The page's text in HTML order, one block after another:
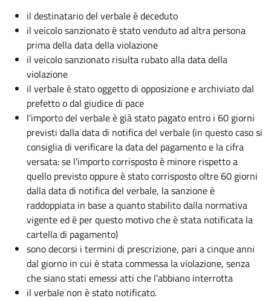
il destinatario del verbale è deceduto
il veicolo sanzionato è stato venduto ad altra persona
prima della data della violazione
il veicolo sanzionato risulta rubato alla data della
violazione
il verbale è stato oggetto di opposizione e archiviato dal
prefetto o dal giudice di pace
l'importo del verbale è già stato pagato entro i 60 giorni
previsti dalla data di notifica del verbale (in questo caso si
consiglia di verificare la data del pagamento e la cifra
versata: se l'importo corrisposto è minore rispetto a
quello previsto oppure è stato corrisposto oltre 60 giorni
dalla data di notifica del verbale, la sanzione è
raddoppiata in base a quanto stabilito dalla normativa
vigente ed è per questo motivo che è stata notificata la
cartella di pagamento)
sono decorsi i termini di prescrizione, pari a cinque anni
dal giorno in cui è stata commessa la violazione, senza
che siano stati emessi atti che l'abbiano interrotta
il verbale non è stato notificato.